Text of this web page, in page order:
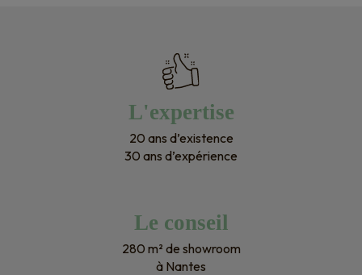
L'expertise
20 ans d’existence
30 ans d’expérience
Le conseil
280 m² de showroom
à Nantes